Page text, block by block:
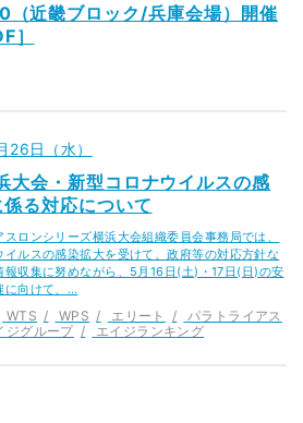
近畿ブロック/兵庫会場）開催
］
26日（水）
大会・新型コロナウイルスの感
る対応について
ロンシリーズ横浜大会組織委員会事務局では、
イルスの感染拡大を受けて、政府等の対応方針な
報収集に努めながら、5月16日(土)・17日(日)の安
に向けて、…
WTS WPS エリート
パラトライアス
ジグループ エイジランキング